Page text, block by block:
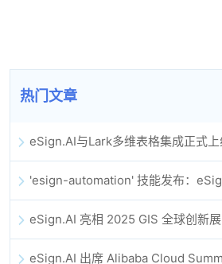
热门文章
eSign.AI 亮相 2025 GIS 全球创新展